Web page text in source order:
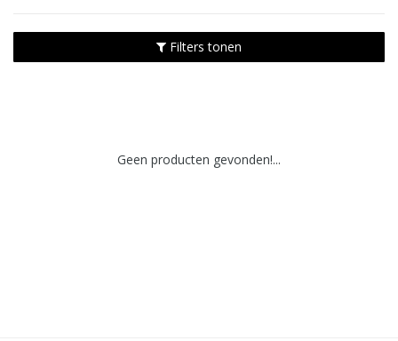
Filters tonen
Geen producten gevonden!...